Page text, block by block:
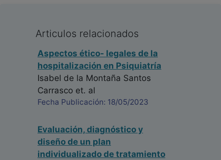
Articulos relacionados
Aspectos ético- legales de la
hospitalización en Psiquiatría
Isabel de la Montaña Santos
Carrasco et. al
Fecha Publicación: 18/05/2023
Evaluación, diagnóstico y
diseño de un plan
individualizado de tratamiento